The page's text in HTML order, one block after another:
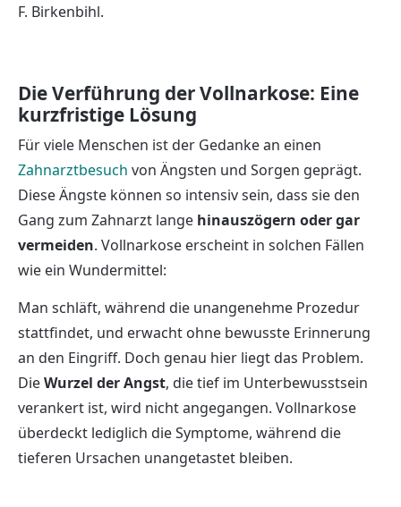
F. Birkenbihl.
Die Verführung der Vollnarkose: Eine
kurzfristige Lösung
Für viele Menschen ist der Gedanke an einen
Zahnarztbesuch von Ängsten und Sorgen geprägt.
Diese Ängste können so intensiv sein, dass sie den
Gang zum Zahnarzt lange hinauszögern oder gar
vermeiden. Vollnarkose erscheint in solchen Fällen
wie ein Wundermittel:
Man schläft, während die unangenehme Prozedur
stattfindet, und erwacht ohne bewusste Erinnerung
an den Eingriff. Doch genau hier liegt das Problem.
DieWurzel der Angst, die tief im Unterbewusstsein
verankert ist, wird nicht angegangen. Vollnarkose
überdeckt lediglich die Symptome, während die
tieferen Ursachen unangetastet bleiben.